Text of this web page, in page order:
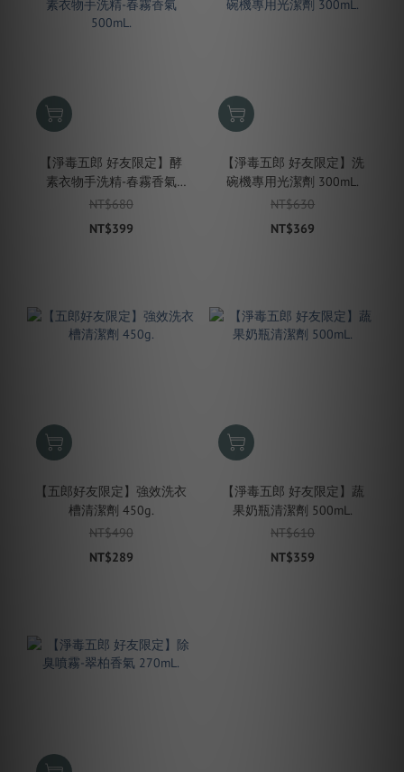
【淨毒五郎 好友限定】酵
素衣物手洗精-春霧香氣
500mL.
NT$680
NT$399
【淨毒五郎 好友限定】洗
碗機專用光潔劑 300mL.
NT$630
NT$369
【五郎好友限定】強效洗衣
槽清潔劑 450g.
NT$490
NT$289
【淨毒五郎 好友限定】蔬
果奶瓶清潔劑 500mL.
NT$610
NT$359